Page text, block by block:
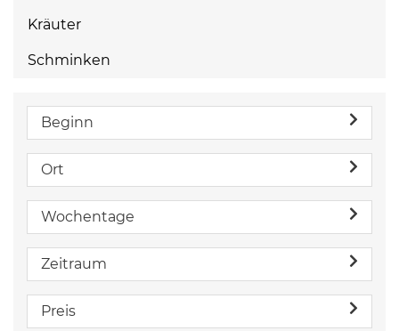
Kräuter
Schminken
Beginn
Ort
Wochentage
Zeitraum
Preis